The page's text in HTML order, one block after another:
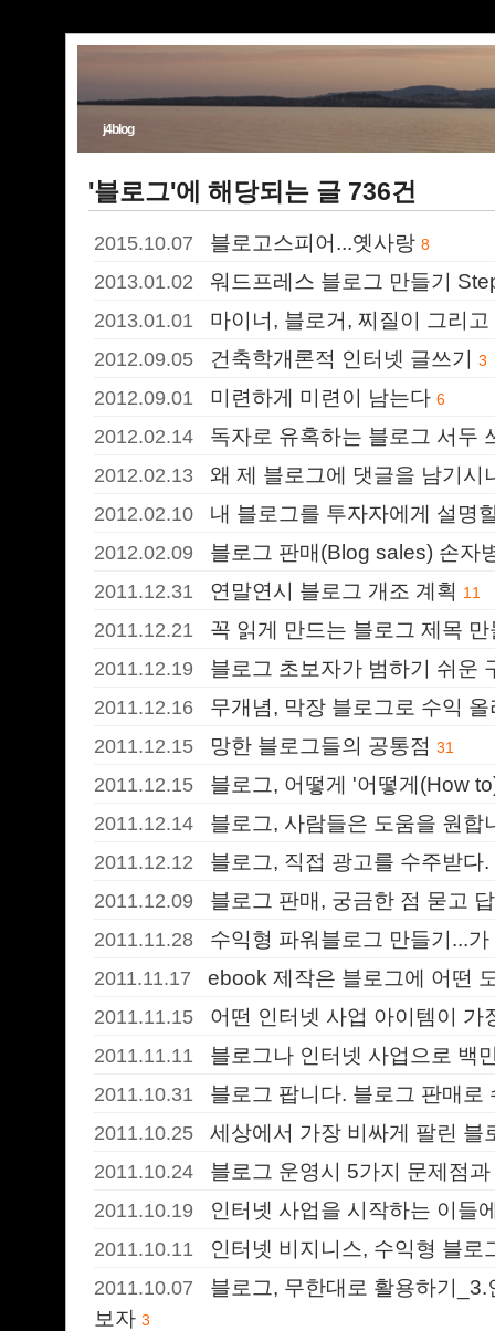
j4blog
'블로그'에 해당되는 글 736건
2015.10.07 블로고스피어...옛사랑 8
2013.01.02 워드프레스 블로그 만들기
2013.01.01 마이너, 블로거, 찌질이 그리
2012.09.05 건축학개론적 인터넷 글쓰기 3
2012.09.01 미련하게 미련이 남는다 6
2012.02.14 독자로 유혹하는 블로그 서두
2012.02.13 왜 제 블로그에 댓글을 남기시
2012.02.10 내 블로그를 투자자에게 설명
2012.02.09 블로그 판매(Blog sales) 손자
2011.12.31 연말연시 블로그 개조 계획 11
2011.12.21 꼭 읽게 만드는 블로그 제목 만
2011.12.19 블로그 초보자가 범하기 쉬운
2011.12.16 무개념, 막장 블로그로 수익 올
2011.12.15 망한 블로그들의 공통점 31
2011.12.15 블로그, 어떻게 '어떻게(How
2011.12.14 블로그, 사람들은 도움을 원합
2011.12.12 블로그, 직접 광고를 수주받다.
2011.12.09 블로그 판매, 궁금한 점 묻고
2011.11.28 수익형 파워블로그 만들기...
2011.11.17 ebook 제작은 블로그에 어떤
2011.11.15 어떤 인터넷 사업 아이템이 가
2011.11.11 블로그나 인터넷 사업으로 백
2011.10.31 블로그 팝니다. 블로그 판매로
2011.10.25 세상에서 가장 비싸게 팔린 블
2011.10.24 블로그 운영시 5가지 문제점
2011.10.19 인터넷 사업을 시작하는 이들
2011.10.11 인터넷 비지니스, 수익형 블로
2011.10.07
블로그, 무한대로 활용하기
보자 3